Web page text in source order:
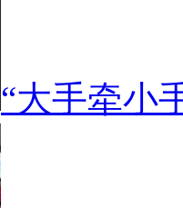
“大手牵小